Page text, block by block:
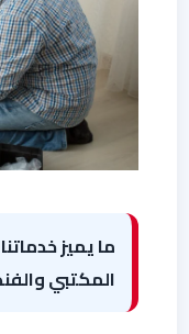
ما يميز
المكتبي